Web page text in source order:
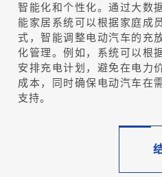
智能化和个性化。通过大数
能家居系统可以根据家庭成
式，智能调整电动汽车的充
化管理。例如，系统可以根
安排充电计划，避免在电力
成本，同时确保电动汽车在
支持。